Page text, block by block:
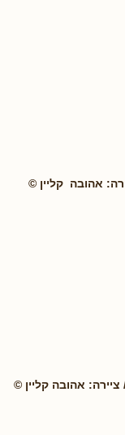
אהובה קליין ©
אהובה קליין ©